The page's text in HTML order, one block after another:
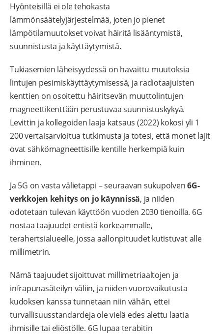
Hyönteisillä ei ole tehokasta
lämmönsäätelyjärjestelmää, joten jo pienet
lämpötilamuutokset voivat häiritä lisääntymistä,
suunnistusta ja käyttäytymistä.
Tukiasemien läheisyydessä on havaittu muutoksia
lintujen pesimiskäyttäytymisessä, ja radiotaajuisten
kenttien on osoitettu häiritsevän muuttolintujen
magneettikenttään perustuvaa suunnistuskykyä.
Levittin ja kollegoiden laaja katsaus (2022) kokosi yli 1
200 vertaisarvioitua tutkimusta ja totesi, että monet lajit
ovat sähkömagneettisille kentille herkempiä kuin
ihminen.
Ja 5G on vasta välietappi – seuraavan sukupolven6G-
verkkojen kehitys on jo käynnissä, ja niiden
odotetaan tulevan käyttöön vuoden 2030 tienoilla. 6G
nostaa taajuudet entistä korkeammalle,
terahertsialueelle, jossa aallonpituudet kutistuvat alle
millimetrin.
Nämä taajuudet sijoittuvat millimetriaaltojen ja
infrapunasäteilyn väliin, ja niiden vuorovaikutusta
kudoksen kanssa tunnetaan niin vähän, ettei
turvallisuusstandardeja ole vielä edes alettu laatia
ihmisille tai eliöstölle. 6G lupaa terabitin